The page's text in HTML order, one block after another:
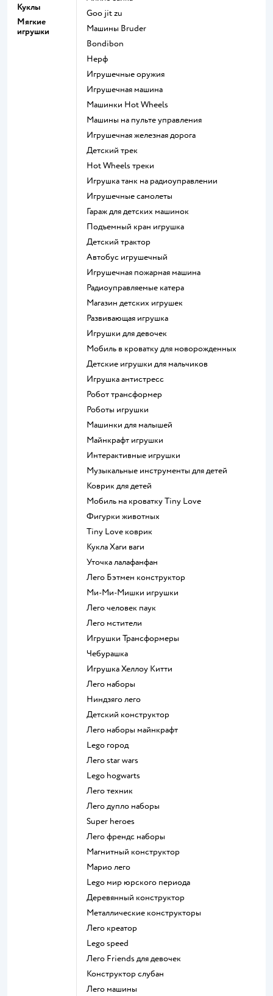
Куклы
Мягкие
игрушки
Goo jit zu
Машины Bruder
Bondibon
Нерф
Игрушечные оружия
Игрушечная машина
Машинки Hot Wheels
Машины на пульте управления
Игрушечная железная дорога
Детский трек
Hot Wheels треки
Игрушка танк на радиоуправлении
Игрушечные самолеты
Гараж для детских машинок
Подъемный кран игрушка
Детский трактор
Автобус игрушечный
Игрушечная пожарная машина
Радиоуправляемые катера
Магазин детских игрушек
Развивающая игрушка
Игрушки для девочек
Мобиль в кроватку для новорожденных
Детские игрушки для мальчиков
Игрушка антистресс
Робот трансформер
Роботы игрушки
Машинки для малышей
Майнкрафт игрушки
Интерактивные игрушки
Музыкальные инструменты для детей
Коврик для детей
Мобиль на кроватку Tiny Love
Фигурки животных
Tiny Love коврик
Кукла Хаги ваги
Уточка лалафанфан
Лего Бэтмен конструктор
Ми-Ми-Мишки игрушки
Лего человек паук
Лего мстители
Игрушки Трансформеры
Чебурашка
Игрушка Хеллоу Китти
Лего наборы
Ниндзяго лего
Детский конструктор
Лего наборы майнкрафт
Lego город
Лего star wars
Lego hogwarts
Лего техник
Лего дупло наборы
Super heroes
Лего френдс наборы
Магнитный конструктор
Марио лего
Lego мир юрского периода
Деревянный конструктор
Металлические конструкторы
Лего креатор
Lego speed
Лего Friends для девочек
Конструктор слубан
Лего машины